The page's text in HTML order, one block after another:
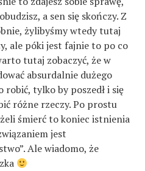
a sen się skończy. Z
żylibyśmy wtedy tutaj
ale póki jest fajnie to po co
tutaj zobaczyć, że w
absurdalnie dużego
tylko by poszedł i się
różne rzeczy. Po prostu
śmierć to koniec istnienia
jest
Ale wiadomo, że